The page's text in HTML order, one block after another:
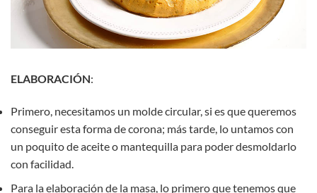
ELABORACIÓN:
Primero, necesitamos un molde circular, si es que queremos
conseguir esta forma de corona; más tarde, lo untamos con
un poquito de aceite o mantequilla para poder desmoldarlo
con facilidad.
Para la elaboración de la masa, lo primero que tenemos que